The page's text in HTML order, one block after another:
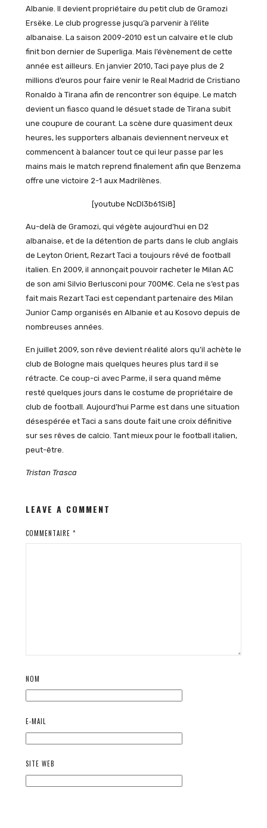
Albanie. Il devient propriétaire du petit club de Gramozi
Ersëke. Le club progresse jusqu’à parvenir à l’élite
albanaise. La saison 2009-2010 est un calvaire et le club
finit bon dernier de Superliga. Mais l’évènement de cette
année est ailleurs. En janvier 2010, Taci paye plus de 2
millions d’euros pour faire venir le Real Madrid de Cristiano
Ronaldo à Tirana afin de rencontrer son équipe. Le match
devient un fiasco quand le désuet stade de Tirana subit
une coupure de courant. La scène dure quasiment deux
heures, les supporters albanais deviennent nerveux et
commencent à balancer tout ce qui leur passe par les
mains mais le match reprend finalement afin que Benzema
offre une victoire 2-1 aux Madrilènes.
[youtube NcDI3b61Si8]
Au-delà de Gramozi, qui végète aujourd’hui en D2
albanaise, et de la détention de parts dans le club anglais
de Leyton Orient, Rezart Taci a toujours rêvé de football
italien. En 2009, il annonçait pouvoir racheter le Milan AC
de son ami Silvio Berlusconi pour 700M€. Cela ne s’est pas
fait mais Rezart Taci est cependant partenaire des Milan
Junior Camp organisés en Albanie et au Kosovo depuis de
nombreuses années.
En juillet 2009, son rêve devient réalité alors qu’il achète le
club de Bologne mais quelques heures plus tard il se
rétracte. Ce coup-ci avec Parme, il sera quand même
resté quelques jours dans le costume de propriétaire de
club de football. Aujourd’hui Parme est dans une situation
désespérée et Taci a sans doute fait une croix définitive
sur ses rêves de calcio. Tant mieux pour le football italien,
peut-être.
Tristan Trasca
LEAVE A COMMENT
COMMENTAIRE *
NOM
E-MAIL
SITE WEB